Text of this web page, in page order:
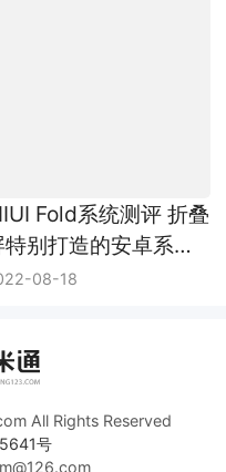
All Rights Reserved
号